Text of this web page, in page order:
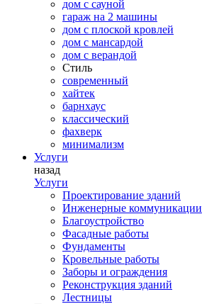
дом с сауной
гараж на 2 машины
дом с плоской кровлей
дом с мансардой
дом с верандой
Стиль
современный
хайтек
барнхаус
классический
фахверк
минимализм
Услуги
назад
Услуги
Проектирование зданий
Инженерные коммуникации
Благоустройство
Фасадные работы
Фундаменты
Кровельные работы
Заборы и ограждения
Реконструкция зданий
Лестницы